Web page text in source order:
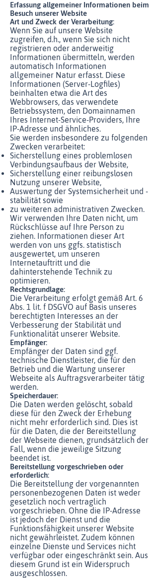
Erfassung allgemeiner Informationen beim
Besuch unserer Website
Art und Zweck der Verarbeitung:
Wenn Sie auf unsere Website
zugreifen, d.h., wenn Sie sich nicht
registrieren oder anderweitig
Informationen übermitteln, werden
automatisch Informationen
allgemeiner Natur erfasst. Diese
Informationen (Server-Logfiles)
beinhalten etwa die Art des
Webbrowsers, das verwendete
Betriebssystem, den Domainnamen
Ihres Internet-Service-Providers, Ihre
IP-Adresse und ähnliches.
Sie werden insbesondere zu folgenden
Zwecken verarbeitet:
Sicherstellung eines problemlosen
Verbindungsaufbaus der Website,
Sicherstellung einer reibungslosen
Nutzung unserer Website,
Auswertung der Systemsicherheit und -
stabilität sowie
zu weiteren administrativen Zwecken.
Wir verwenden Ihre Daten nicht, um
Rückschlüsse auf Ihre Person zu
ziehen. Informationen dieser Art
werden von uns ggfs. statistisch
ausgewertet, um unseren
Internetauftritt und die
dahinterstehende Technik zu
optimieren.
Rechtsgrundlage:
Die Verarbeitung erfolgt gemäß Art. 6
Abs. 1 lit. f DSGVO auf Basis unseres
berechtigten Interesses an der
Verbesserung der Stabilität und
Funktionalität unserer Website.
Empfänger:
Empfänger der Daten sind ggf.
technische Dienstleister, die für den
Betrieb und die Wartung unserer
Webseite als Auftragsverarbeiter tätig
werden.
Speicherdauer:
Die Daten werden gelöscht, sobald
diese für den Zweck der Erhebung
nicht mehr erforderlich sind. Dies ist
für die Daten, die der Bereitstellung
der Webseite dienen, grundsätzlich der
Fall, wenn die jeweilige Sitzung
beendet ist.
Bereitstellung vorgeschrieben oder
erforderlich:
Die Bereitstellung der vorgenannten
personenbezogenen Daten ist weder
gesetzlich noch vertraglich
vorgeschrieben. Ohne die IP-Adresse
ist jedoch der Dienst und die
Funktionsfähigkeit unserer Website
nicht gewährleistet. Zudem können
einzelne Dienste und Services nicht
verfügbar oder eingeschränkt sein. Aus
diesem Grund ist ein Widerspruch
ausgeschlossen.